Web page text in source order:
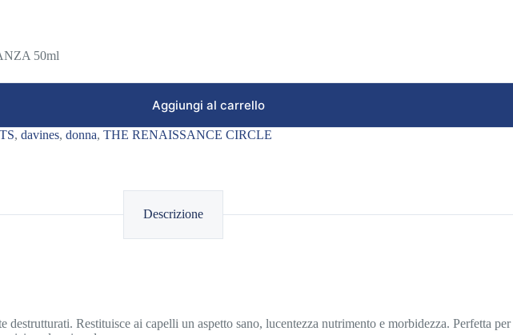
50ml
Aggiungi al carrello
, davines, donna, THE RENAISSANCE CIRCLE
Descrizione
destrutturati. Restituisce ai capelli un aspetto sano, lucentezza nutrimento e morbidezza. Perfetta